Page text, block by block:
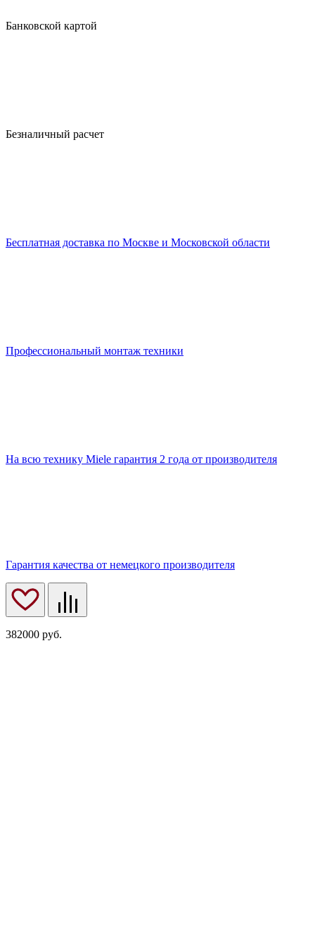
Банковской картой
Безналичный расчет
Бесплатная доставка по Москве и Московской области
Профессиональный монтаж техники
На всю технику Miele гарантия 2 года от производителя
Гарантия качества от немецкого производителя
382000 руб.